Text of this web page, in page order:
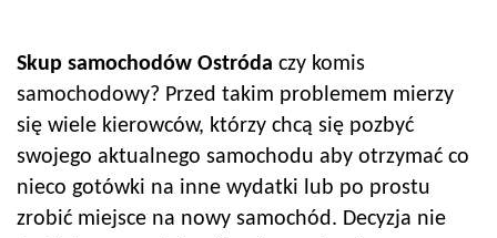
Skup samochodów Ostróda czy komis
samochodowy? Przed takim problemem mierzy
się wiele kierowców, którzy chcą się pozbyć
swojego aktualnego samochodu aby otrzymać co
nieco gotówki na inne wydatki lub po prostu
zrobić miejsce na nowy samochód. Decyzja nie